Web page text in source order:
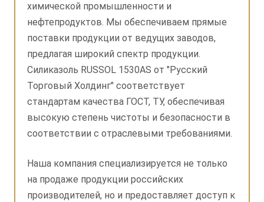
химической промышленности и
нефтепродуктов. Мы обеспечиваем прямые
поставки продукции от ведущих заводов,
предлагая широкий спектр продукции.
Силиказоль RUSSOL 1530AS от "Русский
Торговый Холдинг" соответствует
стандартам качества ГОСТ, ТУ, обеспечивая
высокую степень чистоты и безопасности в
соответствии с отраслевыми требованиями.
Наша компания специализируется не только
на продаже продукции российских
производителей, но и предоставляет доступ к